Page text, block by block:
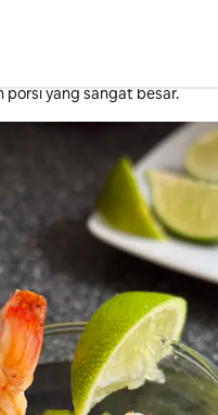
menikmati
porsi yang sangat besar.